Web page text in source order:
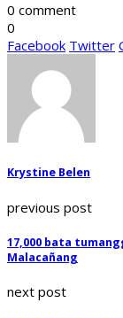
0 comment
0
Facebook Twitter
Krystine Belen
previous post
17,000 bata
Malacañang
next post